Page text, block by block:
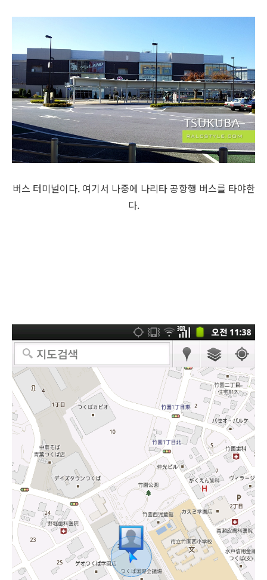
버스 터미널이다. 여기서 나중에 나리타 공항행 버스를 타야한
다.